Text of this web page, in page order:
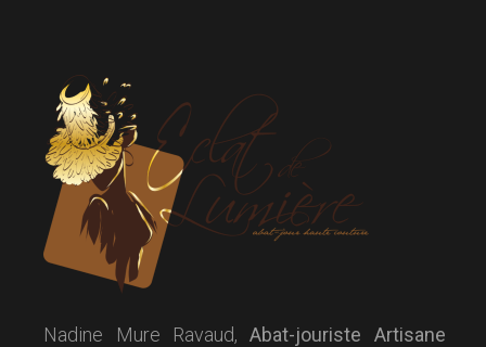
Nadine Mure Ravaud,Abat-jouriste Artisane